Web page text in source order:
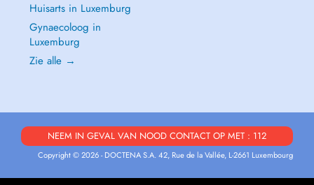
Huisarts in Luxemburg
Gynaecoloog in
Luxemburg
Zie alle →
NEEM IN GEVAL VAN NOOD CONTACT OP MET : 112
Copyright © 2026 - DOCTENA S.A. 42, Rue de la Vallée, L-2661 Luxembourg